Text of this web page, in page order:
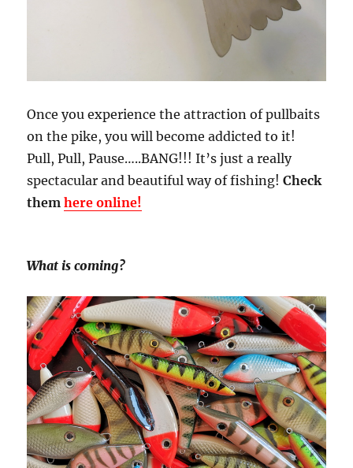
Once you experience the attraction of pullbaits
on the pike, you will become addicted to it!
Pull, Pull, Pause…..BANG!!! It’s just a really
spectacular and beautiful way of fishing!Check
themhere online!
What is coming?